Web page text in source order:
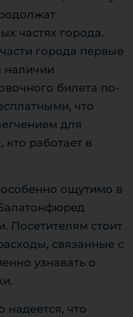
частях города.
города первые
наличии
билета по-
что
для
кто работает в
ощутимо в
Посетителям стоит
связанные с
узнавать о
надеется, что